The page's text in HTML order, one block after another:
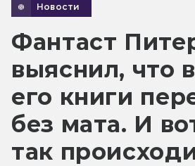
Новости
Фантаст
выяснил, что
его книги
без мата. И
так